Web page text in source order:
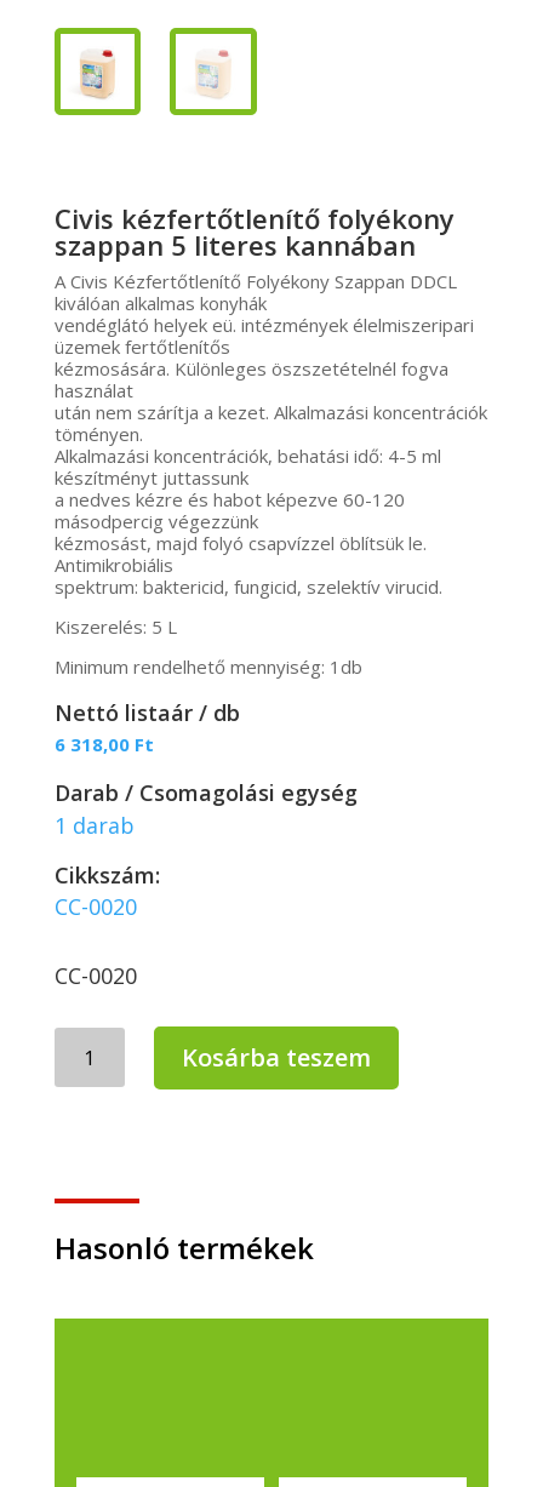
Civis kézfertőtlenítő folyékony
szappan 5 literes kannában
A Civis Kézfertőtlenítő Folyékony Szappan DDCL
kiválóan alkalmas konyhák
vendéglátó helyek eü. intézmények élelmiszeripari
üzemek fertőtlenítős
kézmosására. Különleges öszszetételnél fogva
használat
után nem szárítja a kezet. Alkalmazási koncentrációk
töményen.
Alkalmazási koncentrációk, behatási idő: 4-5 ml
készítményt juttassunk
a nedves kézre és habot képezve 60-120
másodpercig végezzünk
kézmosást, majd folyó csapvízzel öblítsük le.
Antimikrobiális
spektrum: baktericid, fungicid, szelektív virucid.
Kiszerelés: 5 L
Minimum rendelhető mennyiség: 1db
Nettó listaár / db
6 318,00 Ft
Darab / Csomagolási egység
1 darab
Cikkszám:
CC-0020
CC-0020
kézfertőtlenítő
folyékony
kannában
mennyiség
Kosárba teszem
Hasonló termékek